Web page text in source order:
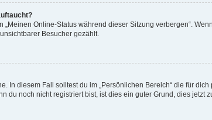
Online-Status während dieser Sitzung verbergen“.
Besucher gezählt.
diesem Fall solltest du im „Persönlichen Bereich“ die für
noch nicht registriert bist, ist dies ein guter Grund, dies jetzt